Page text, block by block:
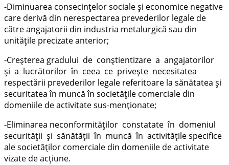
-Diminuarea consecinţelor sociale şi economice negative
care derivă din nerespectarea prevederilor legale de
către angajatorii din industria metalurgică sau din
unităţile precizate anterior;
-Creşterea gradului de conştientizare a angajatorilor
şi a lucrătorilor în ceea ce priveşte necesitatea
respectării prevederilor legale referitoare la sănătatea şi
securitatea în muncă în societățile comerciale din
domeniile de activitate sus-menţionate;
-Eliminarea neconformităţilor constatate în domeniul
securităţii şi sănătăţii în muncă în activitățile specifice
ale societăților comerciale din domeniile de activitate
vizate de acţiune.